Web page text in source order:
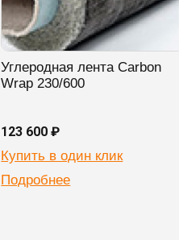
Углеродная лента Carbon
Wrap 230/600
123 600 ₽
Купить в один клик
Подробнее